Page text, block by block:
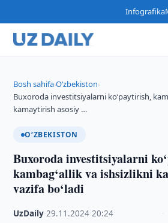
Infografika
Bosh sahifa›O‘zbekiston›
Buxoroda investitsiyalarni ko‘paytirish,
kamaytirish asosiy …
O‘ZBEKISTON
Buxoroda investitsiyalarni
kambag‘allik va ishsizlikni
vazifa bo‘ladi
UzDaily ·29.11.2024 ·20:24